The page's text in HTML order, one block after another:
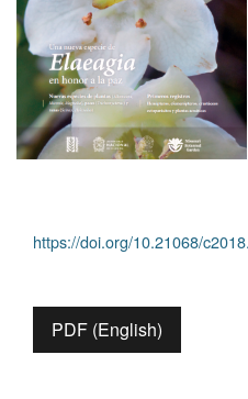
https://doi.org/10.21068/
PDF (English)